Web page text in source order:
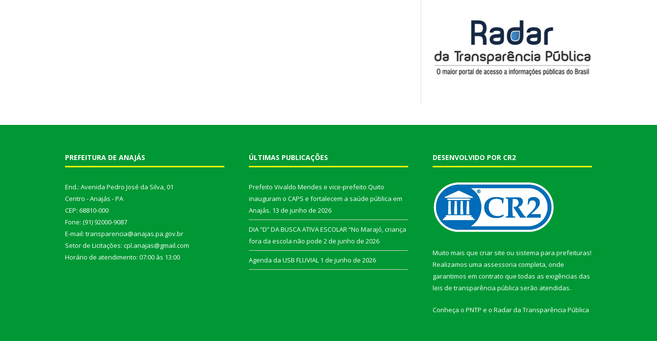
PREFEITURA DE ANAJÁS
End.: Avenida Pedro José da Silva, 01
Centro - Anajás - PA
CEP: 68810-000
Fone: (91) 92000-9087
E-mail: transparencia@anajas.pa.gov.br
Setor de Licitações: cpl.anajas@gmail.com
Horário de atendimento: 07:00 às 13:00
ÚLTIMAS PUBLICAÇÕES
Prefeito Vivaldo Mendes e vice-prefeito Quito
inauguram o CAPS e fortalecem a saúde pública em
Anajás. 13 de junho de 2026
DIA “D” DA BUSCA ATIVA ESCOLAR “No Marajó, criança
fora da escola não pode 2 de junho de 2026
Agenda da USB FLUVIAL 1 de junho de 2026
DESENVOLVIDO POR CR2
Muito mais que criar site ou sistema para prefeituras!
Realizamos uma assessoria completa, onde
garantimos em contrato que todas as exigências das
leis de transparência pública serão atendidas.
Conheça o PNTP e o Radar da Transparência Pública